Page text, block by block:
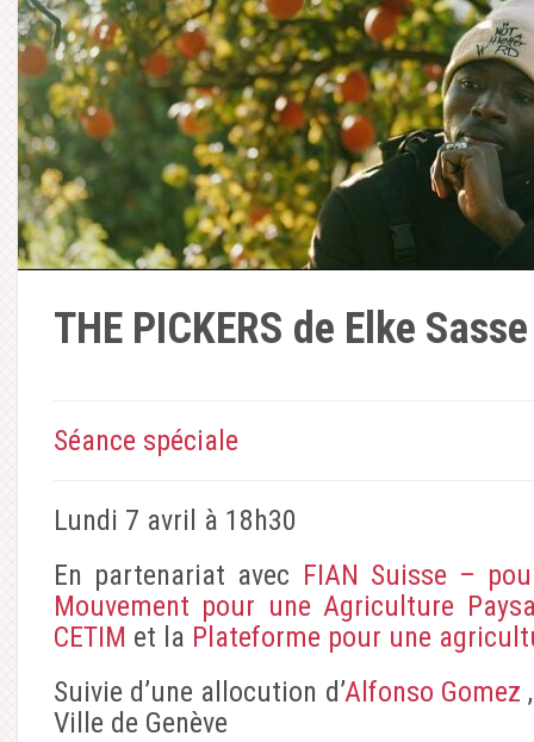
THE PICKERS de Elke Sasse
Séance spéciale
Lundi 7 avril à 18h30
En partenariat avec FIAN Suisse –
Mouvement pour une Agriculture
CETIM et la Plateforme pour une
Suivie d’une allocution d’Alfonso Gomez
Ville de Genève